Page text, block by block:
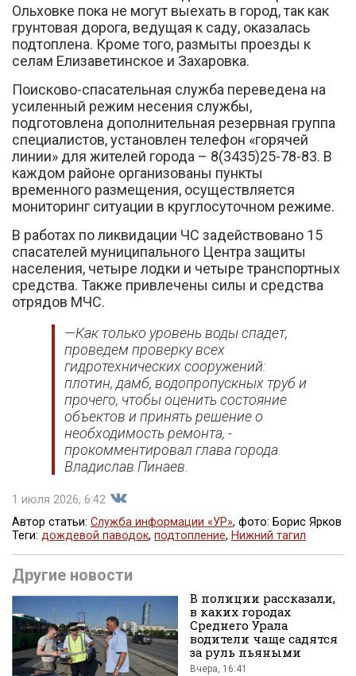
Ольховке пока не могут выехать в город, так как
грунтовая дорога, ведущая к саду, оказалась
подтоплена. Кроме того, размыты проезды к
селам Елизаветинское и Захаровка.
Поисково-спасательная служба переведена на
усиленный режим несения службы,
подготовлена дополнительная резервная группа
специалистов, установлен телефон «горячей
линии» для жителей города – 8(3435)25-78-83. В
каждом районе организованы пункты
временного размещения, осуществляется
мониторинг ситуации в круглосуточном режиме.
В работах по ликвидации ЧС задействовано 15
спасателей муниципального Центра защиты
населения, четыре лодки и четыре транспортных
средства. Также привлечены силы и средства
отрядов МЧС.
—Как только уровень воды спадет,
проведем проверку всех
гидротехнических сооружений:
плотин, дамб, водопропускных труб и
прочего, чтобы оценить состояние
объектов и принять решение о
необходимость ремонта, -
прокомментировал глава города
Владислав Пинаев.
1 июля 2026, 6:42
Поделиться
Автор статьи: Служба информации «УР», фото: Борис Ярков
Теги: дождевой паводок, подтопление, Нижний тагил
Другие новости
В полиции рассказали,
в каких городах
Среднего Урала
водители чаще садятся
за руль пьяными
Вчера, 16:41